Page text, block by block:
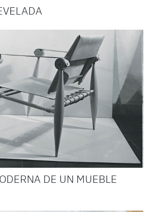
DE UN MUEBLE